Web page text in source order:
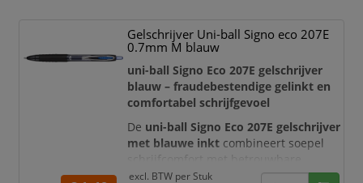
navulbare gelroller is ideaal voor
kleurcodering, planningen,
studieaantekeningen, creatieve
projecten en dagelijks schrij
Gelschrijver Uni-ball Signo eco 207E
0.7mm M blauw
uni-ball Signo Eco 207E gelschrijver
blauw – fraudebestendige gelinkt en
comfortabel schrijfgevoel
De uni-ball Signo Eco 207E gelschrijver
met blauwe inkt combineert soepel
schrijfcomfort met betrouwbare,
duurzame schrijfprestaties. De
excl. BTW per Stuk